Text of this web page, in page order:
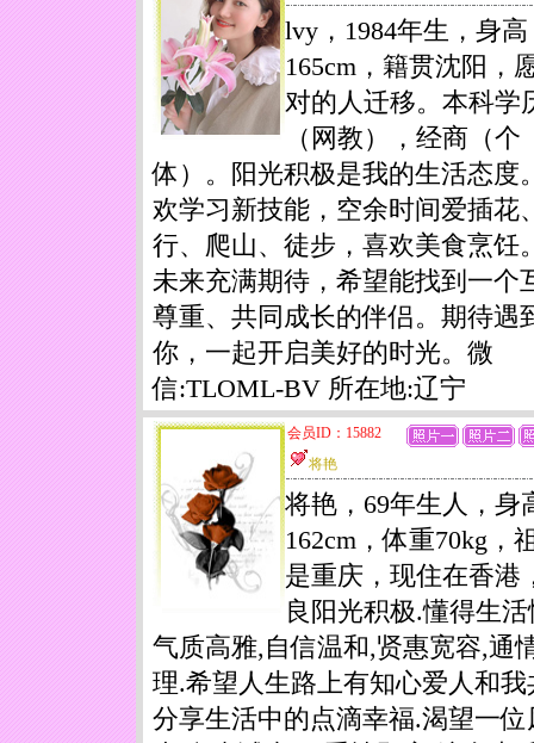
lvy，1984年生，身高
165cm，籍贯沈阳，
对的人迁移。本科学
（网教），经商（个
体）。阳光积极是我的生活态度
欢学习新技能，空余时间爱插花
行、爬山、徒步，喜欢美食烹饪
未来充满期待，希望能找到一个
尊重、共同成长的伴侣。期待遇
你，一起开启美好的时光。微
信:TLOML-BV 所在地:辽宁
会员ID：15882
将艳
将艳，69年生人，身
162cm，体重70kg，
是重庆，现住在香港
良阳光积极.懂得生
气质高雅,自信温和,贤惠宽容,通
理.希望人生路上有知心爱人和我
分享生活中的点滴幸福.渴望一位